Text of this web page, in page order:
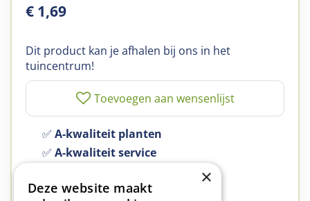
€ 1,69
Dit product kan je afhalen bij ons in het
tuincentrum!
✅ A-kwaliteit planten
✅ A-kwaliteit service
✅Groen, dat is wat we doen
×
Deze website maakt